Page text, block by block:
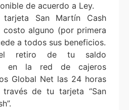
de acuerdo a Ley.
San Martín Cash
costo alguno (por primera
a todos sus beneficios.
el retiro de tu saldo
en la red de cajeros
Global Net las 24 horas
de tu tarjeta “San